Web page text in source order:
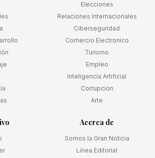
Elecciones
Relaciones Internacionales
Ciberseguridad
Comercio Electronico
Turismo
Empleo
Inteligencia Artificial
Corrupcion
Arte
Acerca de
Somos la Gran Noticia
Línea Editorial